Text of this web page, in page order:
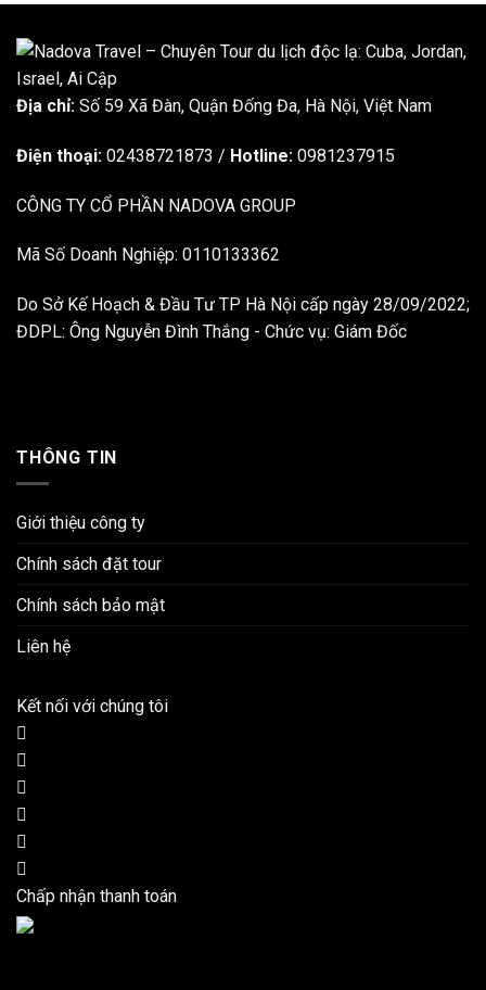
Địa chỉ: Số 59 Xã Đàn, Quận Đống Đa, ​​Hà Nội, Việt Nam
Điện thoại: 02438721873 / Hotline: 0981237915
CÔNG TY CỔ PHẦN NADOVA GROUP
Mã Số Doanh Nghiệp: 0110133362
Do Sở Kế Hoạch & Đầu Tư TP Hà Nội cấp ngày 28/09/2022;
ĐDPL: Ông Nguyễn Đình Thắng - Chức vụ: Giám Đốc
THÔNG TIN
Giới thiệu công ty
Chính sách đặt tour
Chính sách bảo mật
Liên hệ
Kết nối với chúng tôi
Chấp nhận thanh toán